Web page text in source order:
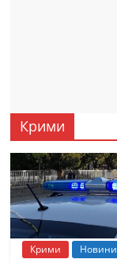
Крими
Крими Новини